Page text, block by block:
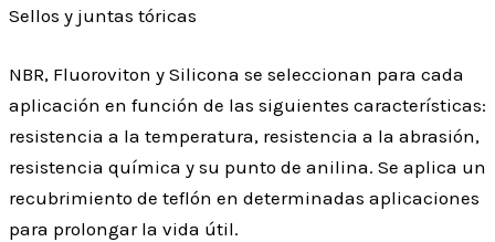
Sellos y juntas tóricas
NBR, Fluoroviton y Silicona se seleccionan para cada
aplicación en función de las siguientes características:
resistencia a la temperatura, resistencia a la abrasión,
resistencia química y su punto de anilina. Se aplica un
recubrimiento de teflón en determinadas aplicaciones
para prolongar la vida útil.